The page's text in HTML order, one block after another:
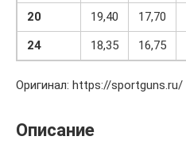
20
19,40 17,70
24
18,35 16,75
Оригинал: https://sportguns.ru/
Описание